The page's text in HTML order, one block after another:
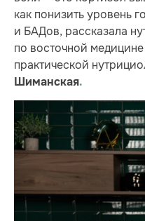
как понизить уровень
и БАДов, рассказала
по восточной
практической
Шиманская.